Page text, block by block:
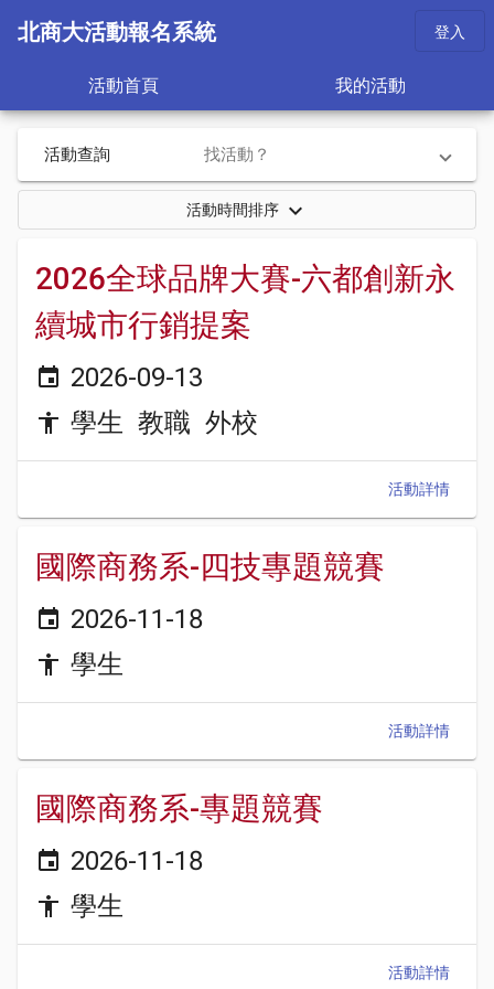
北商大活動報名系統 登入
活動首頁 我的活動
活動查詢 找活動？
活動時間排序 keyboard_arrow_down
2026全球品牌大賽-六都創新永
續城市行銷提案
event 2026-09-13
accessibility 學生 教職 外校
活動詳情
國際商務系-四技專題競賽
event 2026-11-18
accessibility 學生
活動詳情
國際商務系-專題競賽
event 2026-11-18
accessibility 學生
活動詳情